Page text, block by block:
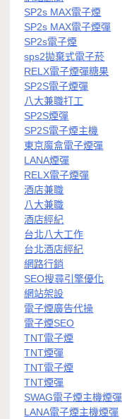
SP2s MAX電子煙
SP2s MAX電子煙彈
SP2s電子煙
sps2拋棄式電子菸
RELX電子煙彈糖果
SP2S電子煙彈
八大兼職打工
SP2S煙彈
SP2S電子煙主機
東京魔盒電子煙彈
LANA煙彈
RELX電子煙彈
酒店兼職
八大兼職
酒店經紀
台北八大工作
台北酒店經紀
網路行銷
SEO搜尋引擎優化
網站架設
電子煙廣告代操
電子煙SEO
TNT電子煙
TNT煙彈
TNT電子煙
TNT煙彈
SWAG電子煙主機煙彈
LANA電子煙主機煙彈